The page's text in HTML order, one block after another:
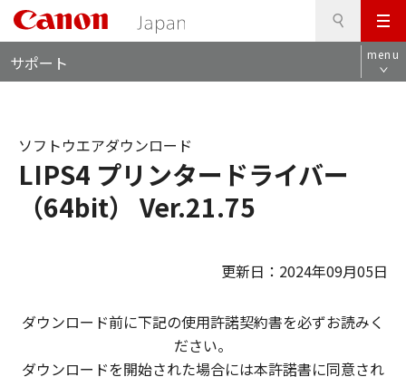
メ
ニ
ュ
サポート menu
LIPS4 プリンタードライバー
（64bit） Ver.21.75
ソフトウエアダウンロード
更新日：2024年09月05日
ダウンロード前に下記の使用許諾契約書を必ずお読みく
ださい。
ダウンロードを開始された場合には本許諾書に同意され